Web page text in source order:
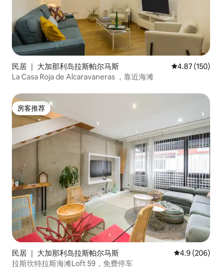
民居 ｜ 大加那利岛拉斯帕尔马斯 平均评分 4.87
4.87 (150)
La Casa Roja de Alcaravaneras ，靠近海滩
房客推荐
房客推荐
民居 ｜ 大加那利岛拉斯帕尔马斯 平均评分 4.9
4.9 (206)
拉斯坎特拉斯海滩Loft 59，免费停车